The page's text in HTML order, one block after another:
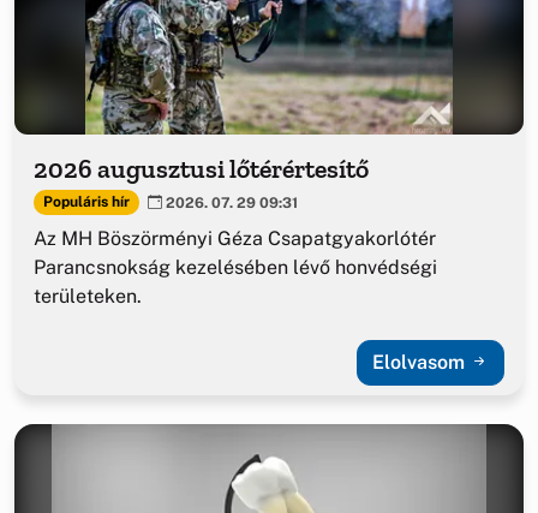
2026 augusztusi lőtérértesítő
Populáris hír 2026. 07. 29 09:31
Az MH Böszörményi Géza Csapatgyakorlótér
Parancsnokság kezelésében lévő honvédségi
területeken.
Elolvasom